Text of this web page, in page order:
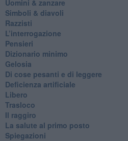
Uomini & zanzare
​Simboli & diavoli
Razzisti
​L’interrogazione
Pensieri
​Dizionario minimo
Gelosia
Di cose pesanti e di leggere
​Deficienza artificiale
Libero
Trasloco
Il raggiro
​La salute al primo posto
Spiegazioni